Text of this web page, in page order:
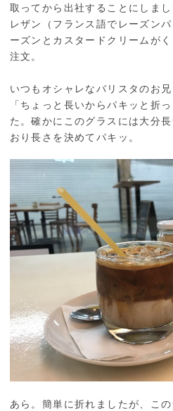
取ってから出社することにしま
レザン（フランス語でレーズン
ーズンとカスタードクリームが
注文。
いつもオシャレなバリスタのお
「ちょっと長いからパキッと折
た。確かにこのグラスには大分
おり長さを決めてパキッ。
あら。簡単に折れましたが、こ